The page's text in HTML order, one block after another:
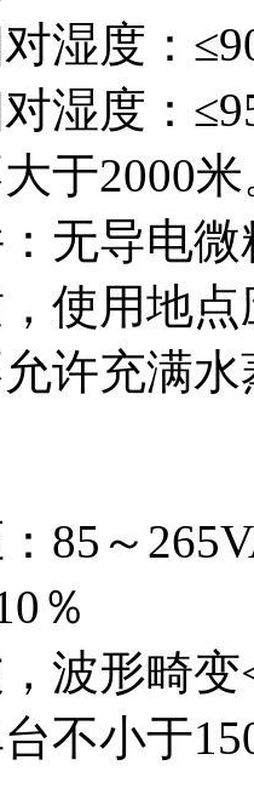
湿度：
湿度：
于2000
无导电
使用地
许充满
85～
％
波形畸变
不小于